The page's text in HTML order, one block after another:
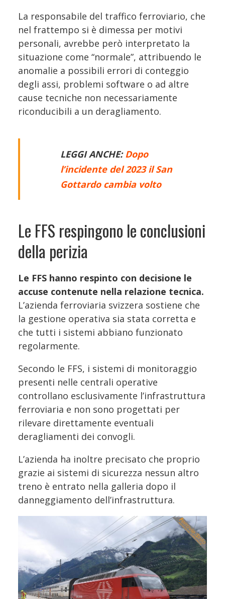
La responsabile del traffico ferroviario, che
nel frattempo si è dimessa per motivi
personali, avrebbe però interpretato la
situazione come “normale”, attribuendo le
anomalie a possibili errori di conteggio
degli assi, problemi software o ad altre
cause tecniche non necessariamente
riconducibili a un deragliamento.
LEGGI ANCHE: Dopo
l’incidente del 2023 il San
Gottardo cambia volto
Le FFS respingono le conclusioni
della perizia
Le FFS hanno respinto con decisione le
accuse contenute nella relazione tecnica.
L’azienda ferroviaria svizzera sostiene che
la gestione operativa sia stata corretta e
che tutti i sistemi abbiano funzionato
regolarmente.
Secondo le FFS, i sistemi di monitoraggio
presenti nelle centrali operative
controllano esclusivamente l’infrastruttura
ferroviaria e non sono progettati per
rilevare direttamente eventuali
deragliamenti dei convogli.
L’azienda ha inoltre precisato che proprio
grazie ai sistemi di sicurezza nessun altro
treno è entrato nella galleria dopo il
danneggiamento dell’infrastruttura.